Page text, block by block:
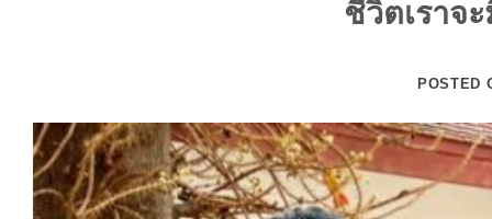
ชีวิตเราจ
POSTED